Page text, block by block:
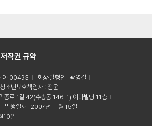
저작권 규약
아 00493
회장·발행인 : 곽영길
청소년보호책임자 : 전운
종로 1길 42(수송동 146-1) 이마빌딩 11층
발행일자 : 2007년 11월 15일
10일